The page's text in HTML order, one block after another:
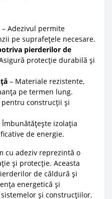
– Adezivul permite
pe suprafețele necesare.
pierderilor de
protecție durabilă și
– Materiale rezistente,
pe termen lung.
pentru construcții și
Îmbunătățește izolația
de energie.
cu adeziv reprezintă o
și protecție. Aceasta
de căldură și
energetică și
și construcțiilor.